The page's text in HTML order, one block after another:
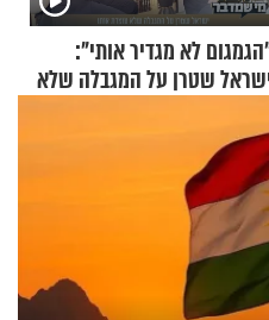
לא מגדיר אותי":
שטרן על המגבלה שלא